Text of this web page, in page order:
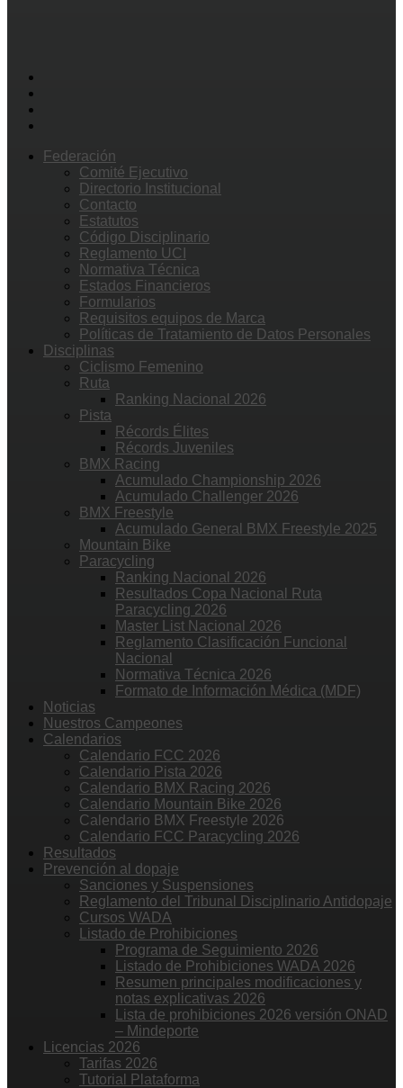
Federación
Comité Ejecutivo
Directorio Institucional
Contacto
Estatutos
Código Disciplinario
Reglamento UCI
Normativa Técnica
Estados Financieros
Formularios
Requisitos equipos de Marca
Políticas de Tratamiento de Datos Personales
Disciplinas
Ciclismo Femenino
Ruta
Ranking Nacional 2026
Pista
Récords Élites
Récords Juveniles
BMX Racing
Acumulado Championship 2026
Acumulado Challenger 2026
BMX Freestyle
Acumulado General BMX Freestyle 2025
Mountain Bike
Paracycling
Ranking Nacional 2026
Resultados Copa Nacional Ruta
Paracycling 2026
Master List Nacional 2026
Reglamento Clasificación Funcional
Nacional
Normativa Técnica 2026
Formato de Información Médica (MDF)
Noticias
Nuestros Campeones
Calendarios
Calendario FCC 2026
Calendario Pista 2026
Calendario BMX Racing 2026
Calendario Mountain Bike 2026
Calendario BMX Freestyle 2026
Calendario FCC Paracycling 2026
Resultados
Prevención al dopaje
Sanciones y Suspensiones
Reglamento del Tribunal Disciplinario Antidopaje
Cursos WADA
Listado de Prohibiciones
Programa de Seguimiento 2026
Listado de Prohibiciones WADA 2026
Resumen principales modificaciones y
notas explicativas 2026
Lista de prohibiciones 2026 versión ONAD
– Mindeporte
Licencias 2026
Tarifas 2026
Tutorial Plataforma